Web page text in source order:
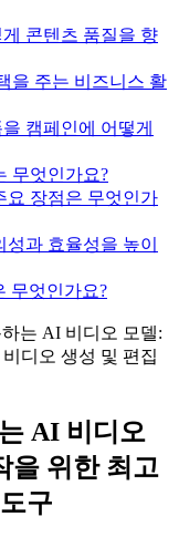
콘텐츠 품질을 향
을 주는 비즈니스 활
캠페인에 어떻게
무엇인가요?
요 장점은 무엇인가
과 효율성을 높이
무엇인가요?
는 AI 비디오 모델:
디오 생성 및 편집
AI 비디오
을 위한 최고
구